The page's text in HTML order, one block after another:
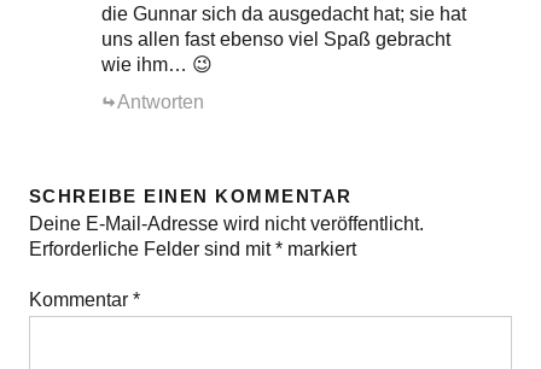
die Gunnar sich da ausgedacht hat; sie hat
uns allen fast ebenso viel Spaß gebracht
wie ihm… 😉
Antworten
SCHREIBE EINEN KOMMENTAR
Deine E-Mail-Adresse wird nicht veröffentlicht.
Erforderliche Felder sind mit*markiert
Kommentar *